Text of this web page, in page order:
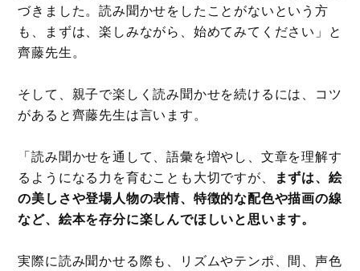
づきました。読み聞かせをしたことがないという方
も、まずは、楽しみながら、始めてみてください​」と
齊藤先生。
そして、親子で楽しく読み聞かせを続けるには、コツ
があると齊藤先生は言います。
「読み聞かせを通して、語彙を増やし、文章を理解す
るようになる力を育むことも大切ですが、
まずは、絵
の美しさや登場人物の表情、特徴的な配色や描画の線
など、絵本を存分に楽しんでほしいと思います。
実際に読み聞かせる際も、リズムやテンポ、間、声色